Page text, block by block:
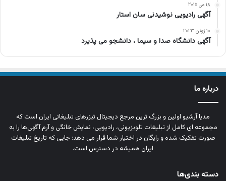
۱۸ می ۲۰۱۵
آگهی رادیویی نوشیدنی سان استار
۱۰ ژوئن ۲۰۲۳
آگهی دانشگاه صدا و سیما ، دانشجو می پذیرد
درباره ما
مدیا آرشیو اولین و بزرگ‌ ترین مرجع دیجیتال تیزرهای تبلیغاتی ایران است که
مجموعه‌ ای کامل از تبلیغات تلویزیونی، رادیویی، نمایش خانگی و آرم‌ آگهی‌ها را به‌
صورت تفکیک‌ شده و رایگان در اختیار شما قرار می‌ دهد؛ جایی که تاریخ تبلیغات
ایران همیشه در دسترس است.
دسته بندی‌ها